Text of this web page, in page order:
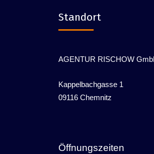
Standort
AGENTUR RISCHOW
Kappelbachgasse 1
09116 Chemnitz
Öffnungszeiten